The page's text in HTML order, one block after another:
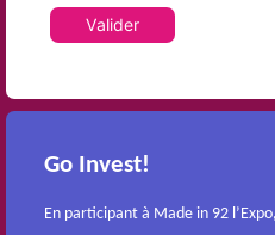
Valider
Go Invest!
En participant à Made in 92